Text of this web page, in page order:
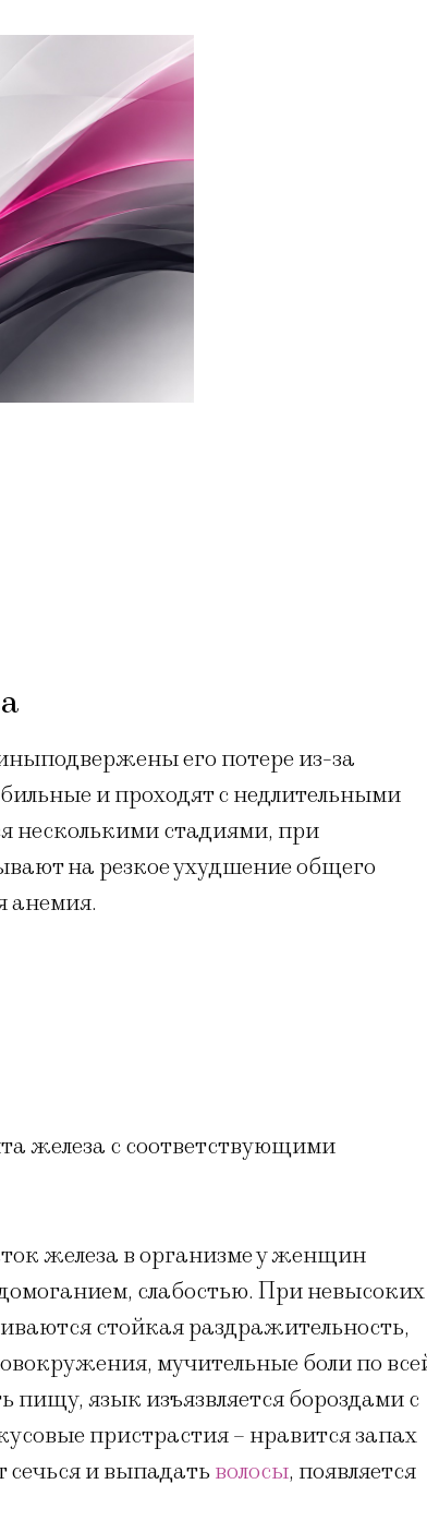
его потере из-за
и проходят с недлительными
стадиями, при
на резкое ухудшение общего
анемия.
железа с соответствующими
железа в организме у женщин
слабостью. При невысоких
стойкая раздражительность,
мучительные боли по
пищу, язык изъязвляется бороздами с
пристрастия – нравится запах
сечься и выпадать волосы, появляется